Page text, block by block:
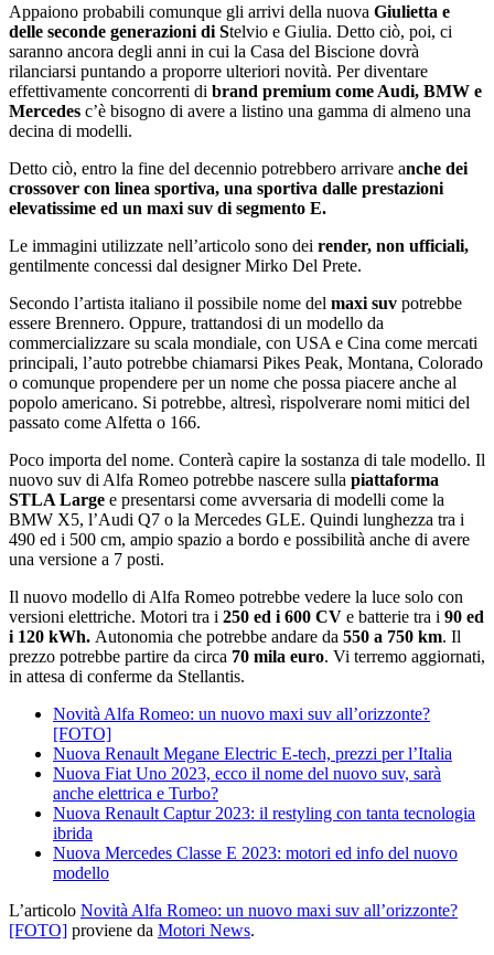
Appaiono probabili comunque gli arrivi della nuova Giulietta e
delle seconde generazioni di Stelvio e Giulia. Detto ciò, poi, ci
saranno ancora degli anni in cui la Casa del Biscione dovrà
rilanciarsi puntando a proporre ulteriori novità. Per diventare
effettivamente concorrenti di brand premium come Audi, BMW e
Mercedes c’è bisogno di avere a listino una gamma di almeno una
decina di modelli.
Detto ciò, entro la fine del decennio potrebbero arrivare anche dei
crossover con linea sportiva, una sportiva dalle prestazioni
elevatissime ed un maxi suv di segmento E.
Le immagini utilizzate nell’articolo sono dei render, non ufficiali,
gentilmente concessi dal designer Mirko Del Prete.
Secondo l’artista italiano il possibile nome del maxi suv potrebbe
essere Brennero. Oppure, trattandosi di un modello da
commercializzare su scala mondiale, con USA e Cina come mercati
principali, l’auto potrebbe chiamarsi Pikes Peak, Montana, Colorado
o comunque propendere per un nome che possa piacere anche al
popolo americano. Si potrebbe, altresì, rispolverare nomi mitici del
passato come Alfetta o 166.
Poco importa del nome. Conterà capire la sostanza di tale modello. Il
nuovo suv di Alfa Romeo potrebbe nascere sulla piattaforma
STLA Large e presentarsi come avversaria di modelli come la
BMW X5, l’Audi Q7 o la Mercedes GLE. Quindi lunghezza tra i
490 ed i 500 cm, ampio spazio a bordo e possibilità anche di avere
una versione a 7 posti.
Il nuovo modello di Alfa Romeo potrebbe vedere la luce solo con
versioni elettriche. Motori tra i 250 ed i 600 CV e batterie tra i 90 ed
i 120 kWh. Autonomia che potrebbe andare da 550 a 750 km. Il
prezzo potrebbe partire da circa 70 mila euro. Vi terremo aggiornati,
in attesa di conferme da Stellantis.
Novità Alfa Romeo: un nuovo maxi suv all’orizzonte?
[FOTO]
Nuova Renault Megane Electric E-tech, prezzi per l’Italia
Nuova Fiat Uno 2023, ecco il nome del nuovo suv, sarà
anche elettrica e Turbo?
Nuova Renault Captur 2023: il restyling con tanta tecnologia
ibrida
Nuova Mercedes Classe E 2023: motori ed info del nuovo
modello
L’articolo Novità Alfa Romeo: un nuovo maxi suv all’orizzonte?
[FOTO] proviene da Motori News.